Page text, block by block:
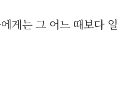
게는 그 어느 때보다 일